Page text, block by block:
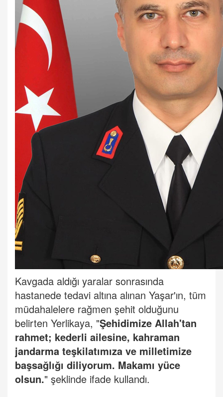
Kavgada aldığı yaralar sonrasında
hastanede tedavi altına alınan Yaşar'ın, tüm
müdahalelere rağmen şehit olduğunu
belirten Yerlikaya, "Şehidimize Allah'tan
rahmet; kederli ailesine, kahraman
jandarma teşkilatımıza ve milletimize
başsağlığı diliyorum. Makamı yüce
olsun." şeklinde ifade kullandı.